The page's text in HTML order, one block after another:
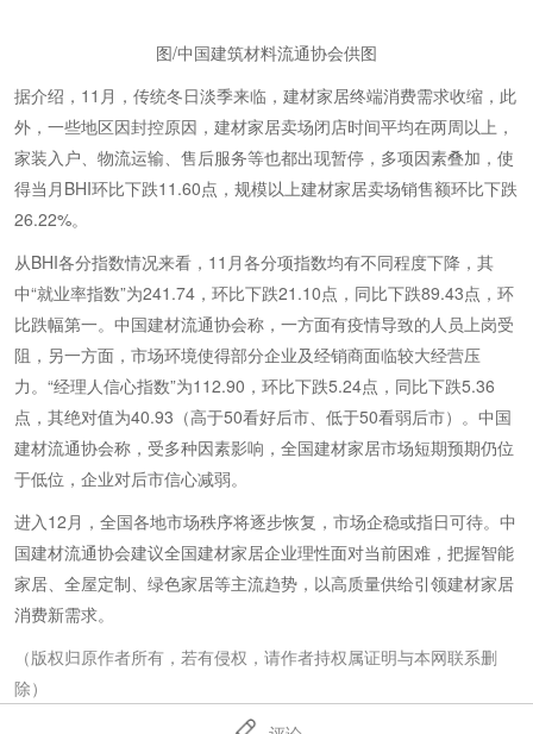
图/中国建筑材料流通协会供图
据介绍，11月，传统冬日淡季来临，建材家居终端消费需求收缩，此
外，一些地区因封控原因，建材家居卖场闭店时间平均在两周以上，
家装入户、物流运输、售后服务等也都出现暂停，多项因素叠加，使
得当月BHI环比下跌11.60点，规模以上建材家居卖场销售额环比下跌
26.22%。
从BHI各分指数情况来看，11月各分项指数均有不同程度下降，其
中“就业率指数”为241.74，环比下跌21.10点，同比下跌89.43点，环
比跌幅第一。中国建材流通协会称，一方面有疫情导致的人员上岗受
阻，另一方面，市场环境使得部分企业及经销商面临较大经营压
力。“经理人信心指数”为112.90，环比下跌5.24点，同比下跌5.36
点，其绝对值为40.93（高于50看好后市、低于50看弱后市）。中国
建材流通协会称，受多种因素影响，全国建材家居市场短期预期仍位
于低位，企业对后市信心减弱。
进入12月，全国各地市场秩序将逐步恢复，市场企稳或指日可待。中
国建材流通协会建议全国建材家居企业理性面对当前困难，把握智能
家居、全屋定制、绿色家居等主流趋势，以高质量供给引领建材家居
消费新需求。
（版权归原作者所有，若有侵权，请作者持权属证明与本网联系删
除）